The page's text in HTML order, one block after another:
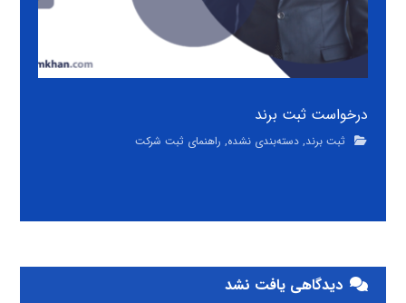
درخواست ثبت برند
ثبت برند,دسته‌بندی نشده, راهنمای ثبت شرکت
دیدگاهی یافت نشد